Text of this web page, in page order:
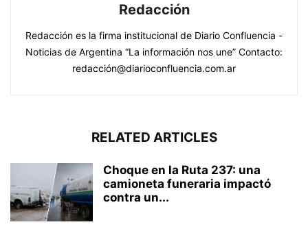
Redacción
Redacción es la firma institucional de Diario Confluencia -
Noticias de Argentina “La información nos une” Contacto:
redacción@diarioconfluencia.com.ar
RELATED ARTICLES
Choque en la Ruta 237: una
camioneta funeraria impactó
contra un...